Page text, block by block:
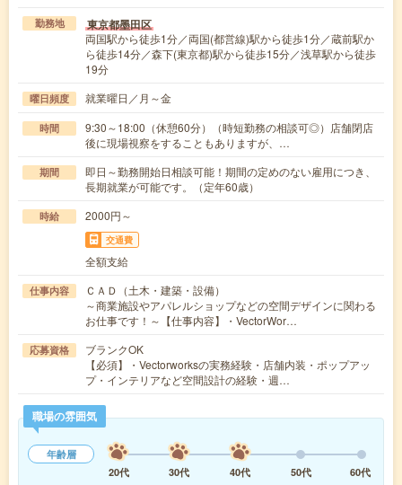
勤務地 東京都墨田区
両国駅から徒歩1分／両国(都営線)駅から徒歩1分／蔵前駅か
ら徒歩14分／森下(東京都)駅から徒歩15分／浅草駅から徒歩
19分
曜日頻度 就業曜日／月～金
時間
9:30～18:00（休憩60分）（時短勤務の相談可◎）店舗閉店
後に現場視察をすることもありますが、…
期間
即日～勤務開始日相談可能！期間の定めのない雇用につき、
長期就業が可能です。（定年60歳）
時給 2000円～
交通費
全額支給
仕事内容
ＣＡＤ（土木・建築・設備）
～商業施設やアパレルショップなどの空間デザインに関わる
お仕事です！～【仕事内容】・VectorWor…
応募資格
ブランクOK
【必須】・Vectorworksの実務経験・店舗内装・ポップアッ
プ・インテリアなど空間設計の経験・週…
職場の雰囲気
年齢層
20代
30代 40代 50代
60代